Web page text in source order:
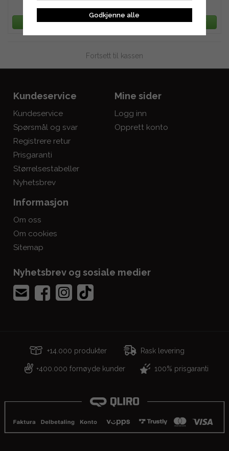
129 kr
LEGG TIL HANDLEKURV
164 kr
LEGG TIL HANDLEKURV
Fortsett til kassen
Kundeservice
Kundeservice
Spørsmål og svar
Registrere retur
Prisgaranti
Størrelsestabeller
Nyhetsbrev
Mine sider
Logg inn
Opprett konto
Informasjon
Om oss
Om cookies
Sitemap
Nyhetsbrev og sosiale medier
+14.000 produkter Rask levering
+400.000 fornøyde kunder 100% prisgaranti
Godkjenne alle